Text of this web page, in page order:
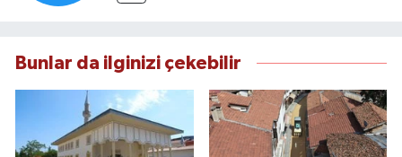
Bunlar da ilginizi çekebilir